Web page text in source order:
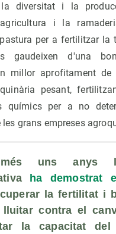
la diversitat i la
i la
per a fertilitzar la
gaudeixen d'una
millor aprofitament
pesant,
químics per a no
les grans empreses
uns anys
ha demostrat
la fertilitat i
contra el
la capacitat